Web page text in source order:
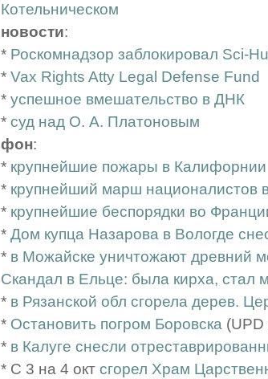
Котельническом
новости:
* Роскомнадзор заблокировал Sci-
* Vax Rights Atty Legal Defense Fund
* успешное вмешательство в ДНК
* суд над О. А. Платоновым
фон:
* крупнейшие пожары в Калифорнии
* крупнейший марш националистов
* крупнейшие беспорядки во
* Дом купца Назарова в Вологде
* в Можайске уничтожают древний
Скандал в Ельце: была кирха, стал
* в Рязанской обл сгорела дерев.
* Остановить погром Боровска (UPD
* в Калуге снесли
* С 3 на 4 окт сгорел Храм